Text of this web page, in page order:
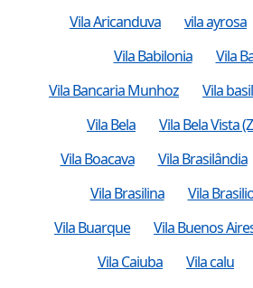
Vila Aricanduva
vila ayrosa
Vila Babilonia
Vila
Vila Bancaria Munhoz
Vila
Vila Bela
Vila Bela Vista
Vila Boacava
Vila Brasilândia
Vila Brasilina
Vila
Vila Buarque
Vila Buenos
Vila Caiuba
Vila calu